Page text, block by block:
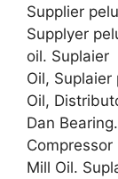
Supplier
Supplyer
oil. Suplaier
Oil, Suplaier
Oil,
Dan
Mill Oil.